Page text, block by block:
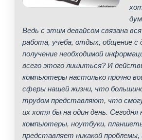
Ведь с этим девайсом связана
работа, учеба, отдых, общение с
получение необходимой
всего этого лишиться? И
компьютеры настолько прочно
сферы нашей жизни, что
трудом представляют, что
их хотя бы на один день. Сегодня
компьютеры, ноутбуки,
представляет никакой проблемы,